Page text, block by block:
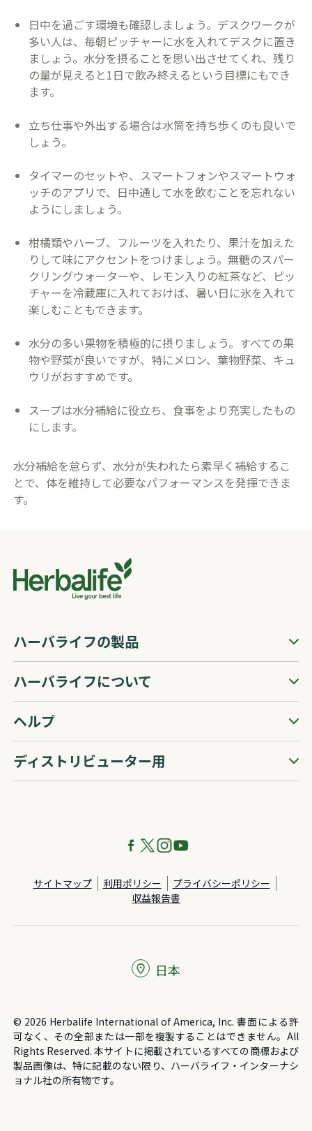
日中を過ごす環境も確認しましょう。デスクワークが
多い人は、毎朝ピッチャーに水を入れてデスクに置き
ましょう。水分を摂ることを思い出させてくれ、残り
の量が見えると1日で飲み終えるという目標にもでき
ます。
立ち仕事や外出する場合は水筒を持ち歩くのも良いで
しょう。
タイマーのセットや、スマートフォンやスマートウォ
ッチのアプリで、日中通して水を飲むことを忘れない
ようにしましょう。
柑橘類やハーブ、フルーツを入れたり、果汁を加えた
りして味にアクセントをつけましょう。無糖のスパー
クリングウォーターや、レモン入りの紅茶など、ピッ
チャーを冷蔵庫に入れておけば、暑い日に氷を入れて
楽しむこともできます。
水分の多い果物を積極的に摂りましょう。すべての果
物や野菜が良いですが、特にメロン、葉物野菜、キュ
ウリがおすすめです。
スープは水分補給に役立ち、食事をより充実したもの
にします。
水分補給を怠らず、水分が失われたら素早く補給するこ
とで、体を維持して必要なパフォーマンスを発揮できま
す。
ハーバライフの製品
ハーバライフについて
ヘルプ
ディストリビューター用
サイトマップ 利用ポリシー
プライバシーポリシー
収益報告書
© 2026 Herbalife International of America, Inc. 書面による許
可なく、その全部または一部を複製することはできません。All
Rights Reserved. 本サイトに掲載されているすべての商標および
製品画像は、特に記載のない限り、ハーバライフ・インターナシ
ョナル社の所有物です。
日本